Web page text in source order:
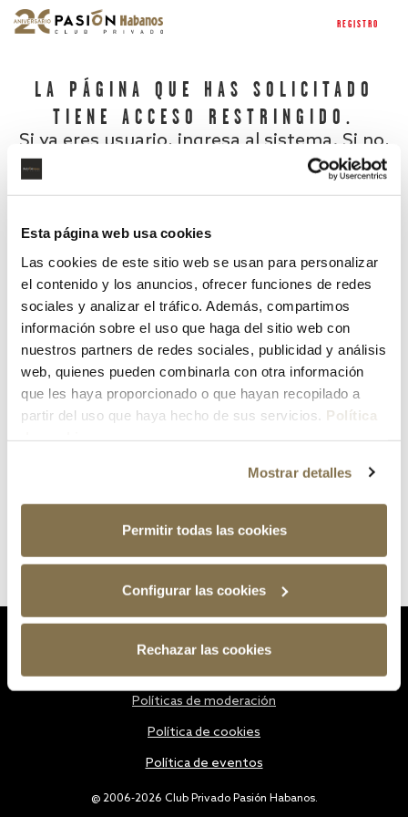
Esta página web usa cookies
Las cookies de este sitio web se usan para personalizar
el contenido y los anuncios, ofrecer funciones de redes
sociales y analizar el tráfico. Además, compartimos
información sobre el uso que haga del sitio web con
nuestros partners de redes sociales, publicidad y análisis
web, quienes pueden combinarla con otra información
que les haya proporcionado o que hayan recopilado a
partir del uso que haya hecho de sus servicios. Política
Mostrar detalles
Permitir todas las cookies
Configurar las cookies
Rechazar las cookies
REGISTRO
LA PÁGINA QUE HAS SOLICITADO
TIENE ACCESO RESTRINGIDO.
Si ya eres usuario, ingresa al sistema. Si no,
¿Has olvidado tu contraseña?
@ 2006-2026 Club Privado Pasión Habanos.
Políticas de moderación
Política de cookies
Política de eventos